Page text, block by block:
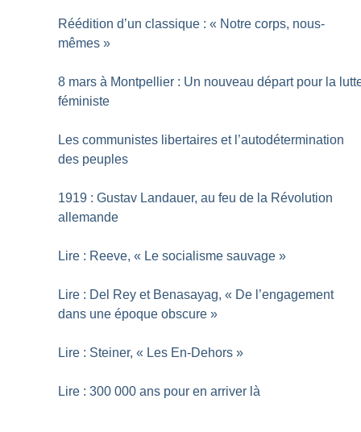
Réédition d’un classique : « Notre corps, nous-
mêmes »
8 mars à Montpellier : Un nouveau départ pour la
féministe
Les communistes libertaires et l’autodétermination
des peuples
1919 : Gustav Landauer, au feu de la Révolution
allemande
Lire : Reeve, « Le socialisme sauvage »
Lire : Del Rey et Benasayag, « De l’engagement
dans une époque obscure »
Lire : Steiner, « Les En-Dehors »
Lire : 300 000 ans pour en arriver là